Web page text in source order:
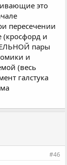
это
пересечении
(кросфорд и
пары
и
(весь
галстука
#46